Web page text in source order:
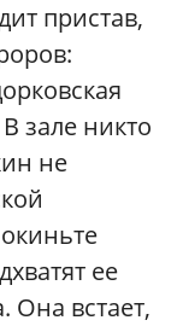
пристав,
зале никто
не
ее
Она встает,